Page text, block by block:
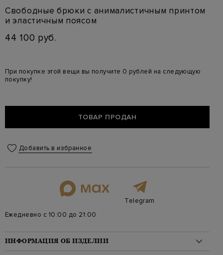
Свободные брюки с анималистичным принтом
и эластичным поясом
44 100 руб.
При покупке этой вещи вы получите 0 рублей на следующую
покупку!
ТОВАР ПРОДАН
Добавить в избранное
Telegram
Ежедневно с 10:00 до 21:00
ИНФОРМАЦИЯ ОБ ИЗДЕЛИИ